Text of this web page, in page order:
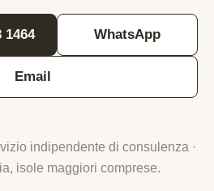
1464 WhatsApp
Email
indipendente di consulenza ·
isole maggiori comprese.